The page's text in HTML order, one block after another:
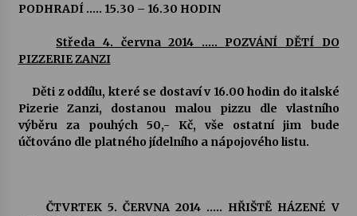
PODHRADÍ ….. 15.30 – 16.30 HODIN
Středa 4. června 2014 ….. POZVÁNÍ DĚTÍ DO
PIZZERIE ZANZI
Děti z oddílu, které se dostaví v 16.00 hodin do italské
Pizerie Zanzi, dostanou malou pizzu dle vlastního
výběru za pouhých 50,- Kč, vše ostatní jim bude
účtováno dle platného jídelního a nápojového listu.
ČTVRTEK 5. ČERVNA 2014 ….. HŘIŠTĚ HÁZENÉ V